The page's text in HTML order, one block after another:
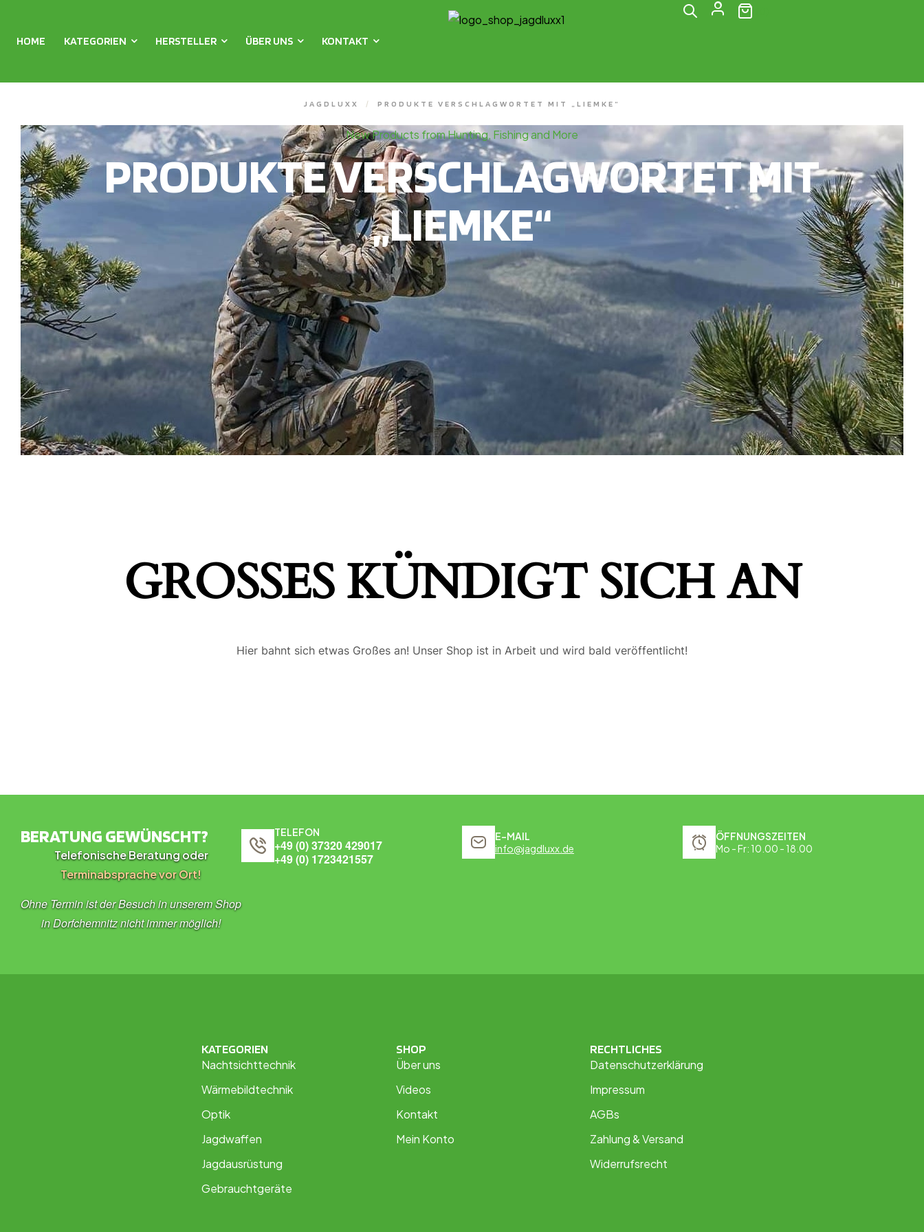
HOME KATEGORIEN HERSTELLER ÜBER UNS KONTAKT
JAGDLUXX / PRODUKTE VERSCHLAGWORTET MIT „LIEMKE“
New Products from Hunting, Fishing and More
PRODUKTE VERSCHLAGWORTET MIT
„LIEMKE“
GROSSES KÜNDIGT SICH AN
Hier bahnt sich etwas Großes an! Unser Shop ist in Arbeit und wird bald veröffentlicht!
BERATUNG GEWÜNSCHT?
Telefonische Beratung oder
Terminabsprache vor Ort!
Ohne Termin ist der Besuch in unserem Shop
in Dorfchemnitz nicht immer möglich!
TELEFON
+49 (0) 37320 429017
+49 (0) 1723421557
E-MAIL
info@jagdluxx.de
ÖFFNUNGSZEITEN
Mo - Fr: 10.00 - 18.00
KATEGORIEN
Nachtsichttechnik
Wärmebildtechnik
Optik
Jagdwaffen
Jagdausrüstung
Gebrauchtgeräte
SHOP
Über uns
Videos
Kontakt
Mein Konto
RECHTLICHES
Datenschutzerklärung
Impressum
AGBs
Zahlung & Versand
Widerrufsrecht